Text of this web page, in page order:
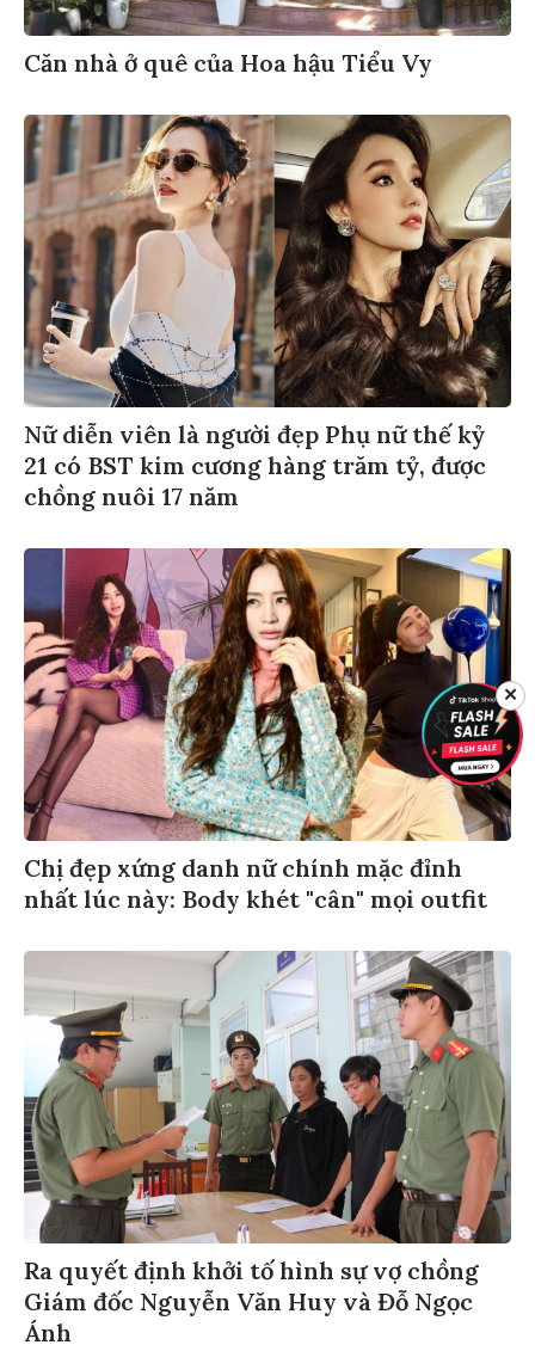
Căn nhà ở quê của Hoa hậu Tiểu Vy
Nữ diễn viên là người đẹp Phụ nữ thế kỷ
21 có BST kim cương hàng trăm tỷ, được
chồng nuôi 17 năm
Chị đẹp xứng danh nữ chính mặc đỉnh
nhất lúc này: Body khét "cân" mọi outfit
Ra quyết định khởi tố hình sự vợ chồng
Giám đốc Nguyễn Văn Huy và Đỗ Ngọc
Ánh
✕